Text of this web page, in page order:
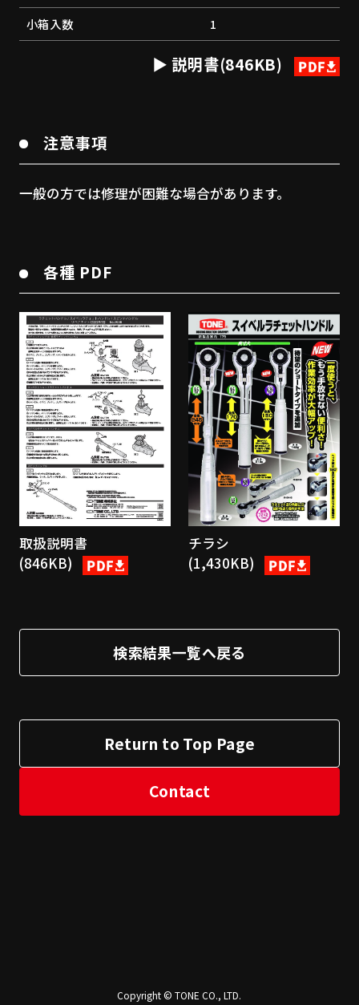
小箱入数
1
説明書(846KB)
注意事項
一般の方では修理が困難な場合があります。
各種 PDF
取扱説明書
(846KB)
チラシ
(1,430KB)
検索結果一覧へ戻る
Return to Top Page
Contact
Copyright © TONE CO., LTD.